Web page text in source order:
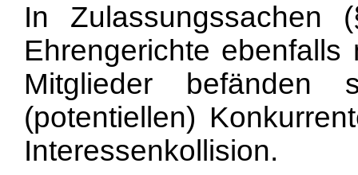
In
Ehrengerichte
Mitglieder befänden
(potentiellen)
Interessenkollision.